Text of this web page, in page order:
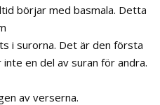
börjar med basmala. Detta
i surorna. Det är den första
en del av suran för andra.
av verserna.